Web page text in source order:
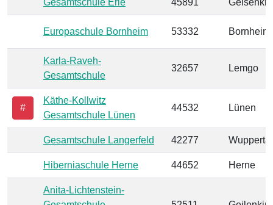
Europaschule Bornheim 53332 Bornheim
Karla-Raveh-
Gesamtschule
32657 Lemgo
#
Käthe-Kollwitz
Gesamtschule Lünen
44532 Lünen
Gesamtschule Langerfeld 42277 Wuppertal
Hiberniaschule Herne 44652 Herne
Anita-Lichtenstein-